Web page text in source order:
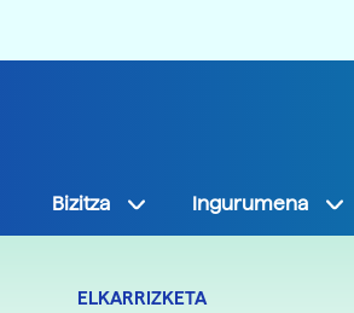
Bizitza Ingurumena
ELKARRIZKETA